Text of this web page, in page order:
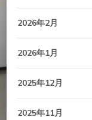
2026年2月
2026年1月
2025年12月
2025年11月